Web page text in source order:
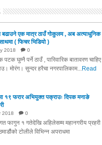
बढाउने एक मात्र ठाउँ गोकुलम , अब अत्याधुनिक
( फिचर भिडियो )
2018 0
पटक घुम्नै पर्ने ठाउँ , पारिवारिक बातावरण चाहिए
मोरंग। सुन्दर हरैचा नगरपालिकाम...Read
१९ फरार अभियुक्त पक्राउः दिपक मनाङे
2018 0
फागुन १ गतेदेखि अहिलेसम्म महानगरीय प्रहरी
टोलीले विभिन्न अपराधमा